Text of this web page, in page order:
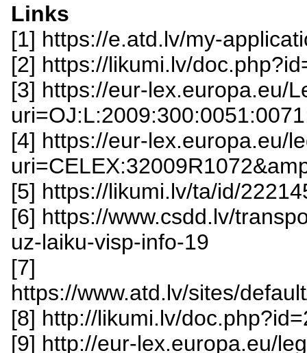
Links
[1] https://e.atd.lv/my-
[2] https://likumi.lv/
[3] https://eur-lex.europa.eu/
[4] https://eur-lex.europa.eu/
[5] https://likumi.lv/ta/id/
[6] https://www.csdd.lv/
uz-laiku-visp-info-19
[7]
https://www.atd.lv/sites/
[8] http://likumi.lv/
[9] http://eur-lex.europa.eu/